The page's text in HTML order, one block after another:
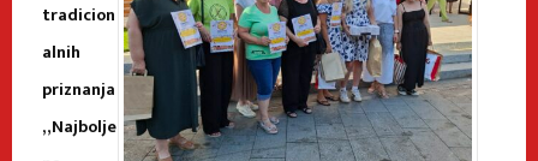
tradicion
alnih
priznanja
„Najbolje